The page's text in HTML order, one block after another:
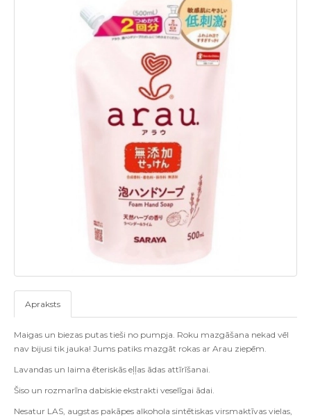
Apraksts
Maigas un biezas putas tieši no pumpja. Roku mazgāšana nekad vēl
nav bijusi tik jauka! Jums patiks mazgāt rokas ar Arau ziepēm.
Lavandas un laima ēteriskās eļļas ādas attīrīšanai.
Šiso un rozmarīna dabiskie ekstrakti veselīgai ādai.
Nesatur LAS, augstas pakāpes alkohola sintētiskas virsmaktīvas vielas,